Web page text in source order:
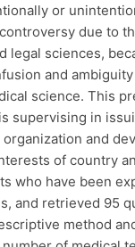
or
due to
legal sciences,
and
science. This
supervising in
and
of country
who have been
and retrieved 95
method